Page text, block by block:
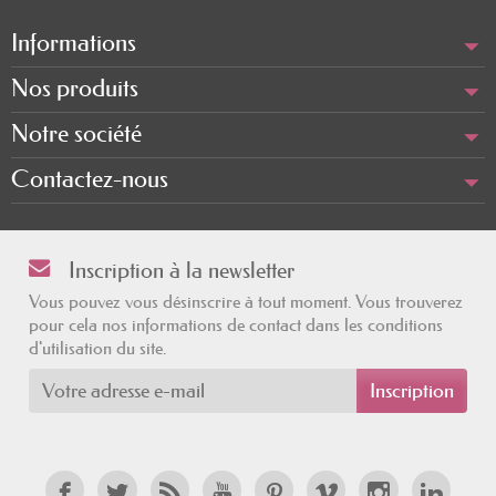
alimentation variée et équilibrée pour
apporter suffisamment de vitamine A à
notre organisme. Toutefois, certains
facteurs tels que des carences
alimentaires ou des besoins accrus
nécessitent parfois d’avoir recours à un
complément alimentaire vitamine A.
Choisir le bon complément alimentaire
vitamine A
Pour garantir un apport optimal en
vitamine A, il peut être nécessaire de se
tourner vers uncomplément alimentaire
présentes dans les compléments :
Informations
Nos produits
Notre société
Contactez-nous
Inscription à la newsletter
Vous pouvez vous désinscrire à tout moment. Vous trouverez
pour cela nos informations de contact dans les conditions
d'utilisation du site.